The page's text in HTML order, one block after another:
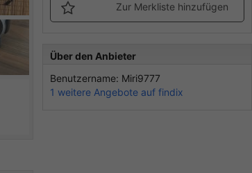
Zur Merkliste hinzufügen
Über den Anbieter
Benutzername: Miri9777
1 weitere Angebote auf findix